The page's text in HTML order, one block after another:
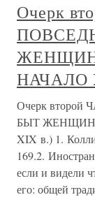
Очерк
НАЧАЛО
Очерк
БЫТ
XIX в.) 1.
169.2.
если и видели
его: общей